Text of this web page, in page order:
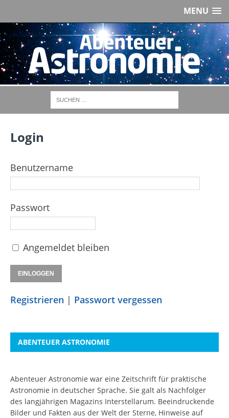
MENU
Login
Benutzername
Passwort
Angemeldet bleiben
Registrieren | Passwort vergessen
ABENTEUER ASTRONOMIE
Abenteuer Astronomie war eine Zeitschrift für praktische
Astronomie in deutscher Sprache. Sie galt als Nachfolger
des langjährigen Magazins Interstellarum. Beeindruckende
Bilder und Fakten aus der Welt der Sterne, Hinweise auf